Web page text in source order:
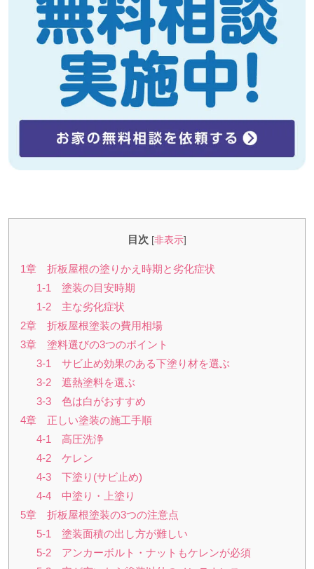
目次 [非表示]
1章 折板屋根の塗りかえ時期と劣化症状
1-1 塗装の目安時期
1-2 主な劣化症状
2章 折板屋根塗装の費用相場
3章 塗料選びの3つのポイント
3-1 サビ止め効果のある下塗り材を選ぶ
3-2 遮熱塗料を選ぶ
3-3 色は白がおすすめ
4章 正しい塗装の施工手順
4-1 高圧洗浄
4-2 ケレン
4-3 下塗り(サビ止め)
4-4 中塗り・上塗り
5章 折板屋根塗装の3つの注意点
5-1 塗装面積の出し方が難しい
5-2 アンカーボルト・ナットもケレンが必須